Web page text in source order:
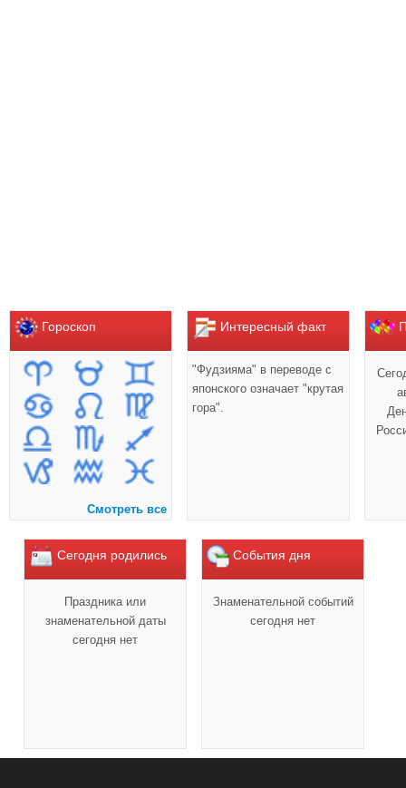
Гороскоп
Смотреть все
Интересный факт
"Фудзияма" в переводе с
японского означает "крутая
гора".
Сегодня родились
Праздника или
знаменательной даты
сегодня нет
События дня
Знаменательной событий
сегодня нет